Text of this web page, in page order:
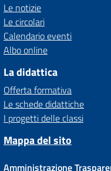
Le notizie
Le circolari
Calendario eventi
Albo online
La didattica
Offerta formativa
Le schede didattiche
I progetti delle classi
Mappa del sito
Amministrazione